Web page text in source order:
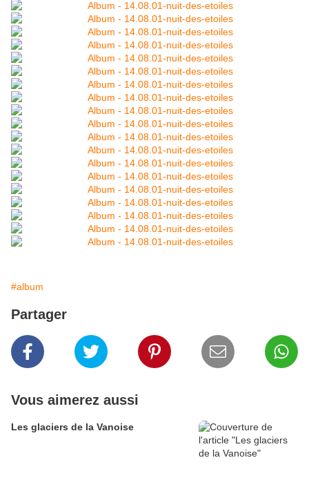
#album
Partager
Vous aimerez aussi
Les glaciers de la Vanoise